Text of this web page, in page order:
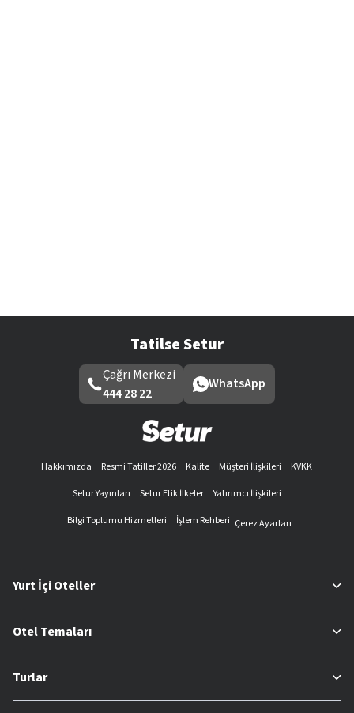
Tatilse Setur
Çağrı Merkezi
444 28 22
WhatsApp
Hakkımızda Resmi Tatiller 2026 Kalite Müşteri İlişkileri
KVKK
Setur Yayınları
Setur Etik İlkeler
Yatırımcı İlişkileri
Bilgi Toplumu Hizmetleri
İşlem Rehberi Çerez Ayarları
Yurt İçi Oteller
Otel Temaları
Turlar